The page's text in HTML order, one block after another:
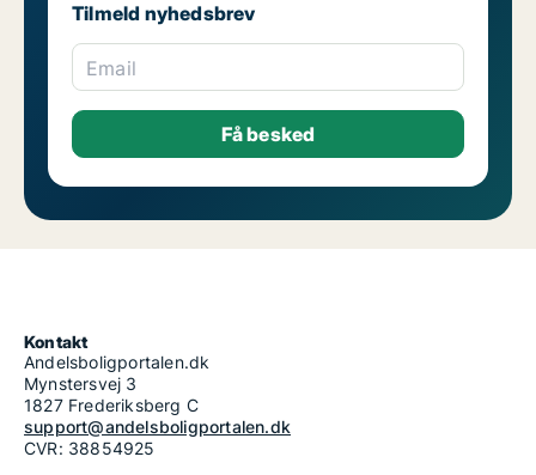
Tilmeld nyhedsbrev
Email
Kontakt
Andelsboligportalen.dk
Mynstersvej 3
1827 Frederiksberg C
support@andelsboligportalen.dk
CVR: 38854925